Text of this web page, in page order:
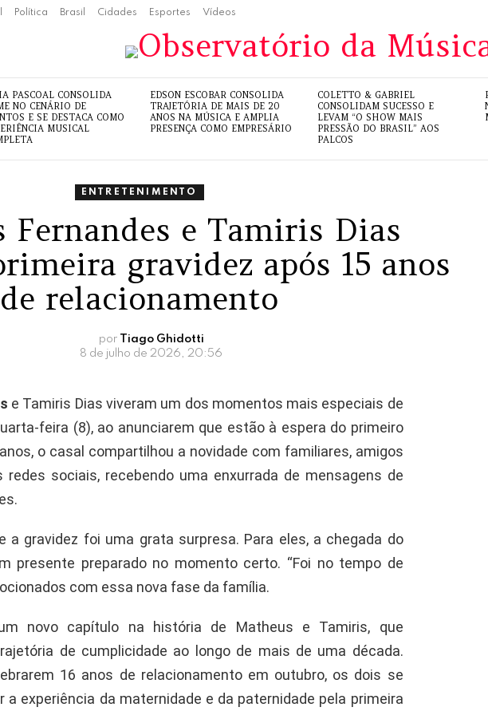
Política Brasil Cidades Esportes Vídeos
PASCOAL CONSOLIDA
NO CENÁRIO DE
E SE DESTACA COMO
MUSICAL
EDSON ESCOBAR CONSOLIDA
TRAJETÓRIA DE MAIS DE 20
ANOS NA MÚSICA E AMPLIA
PRESENÇA COMO EMPRESÁRIO
COLETTO & GABRIEL
CONSOLIDAM SUCESSO E
LEVAM “O SHOW MAIS
PRESSÃO DO BRASIL” AOS
PALCOS
ENTRETENIMENTO
Fernandes e Tamiris Dias
gravidez após 15 anos
de relacionamento
por
Tiago Ghidotti
8 de julho de 2026, 20:56
e Tamiris Dias viveram um dos momentos mais especiais de
feira (8), ao anunciarem que estão à espera do primeiro
o casal compartilhou a novidade com familiares, amigos
sociais, recebendo uma enxurrada de mensagens de
a gravidez foi uma grata surpresa. Para eles, a chegada do
presente preparado no momento certo. “Foi no tempo de
com essa nova fase da família.
novo capítulo na história de Matheus e Tamiris, que
de cumplicidade ao longo de mais de uma década.
16 anos de relacionamento em outubro, os dois se
a experiência da maternidade e da paternidade pela primeira